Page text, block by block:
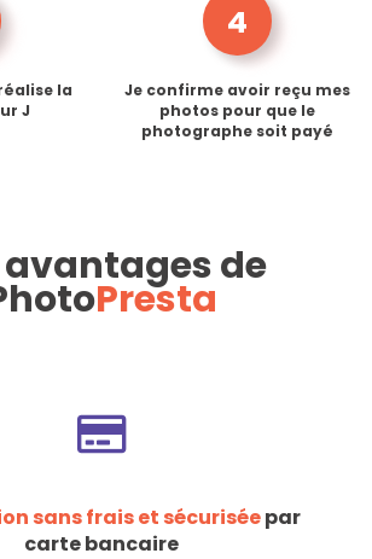
la
J
4
Je confirme avoir reçu mes
photos pour que le
photographe soit payé
avantages de
Presta
sans frais et sécuriséepar
carte bancaire